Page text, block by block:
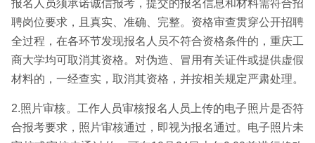
报名人员须承诺诚信报考，提交的报名信息和材料需符合招
聘岗位要求，且真实、准确、完整。资格审查贯穿公开招聘
全过程，在各环节发现报名人员不符合资格条件的，重庆工
商大学均可取消其资格。对伪造、冒用有关证件或提供虚假
材料的，一经查实，取消其资格，并按相关规定严肃处理。
2.照片审核。工作人员审核报名人员上传的电子照片是否符
合报考要求，照片审核通过，即视为报名通过。电子照片未